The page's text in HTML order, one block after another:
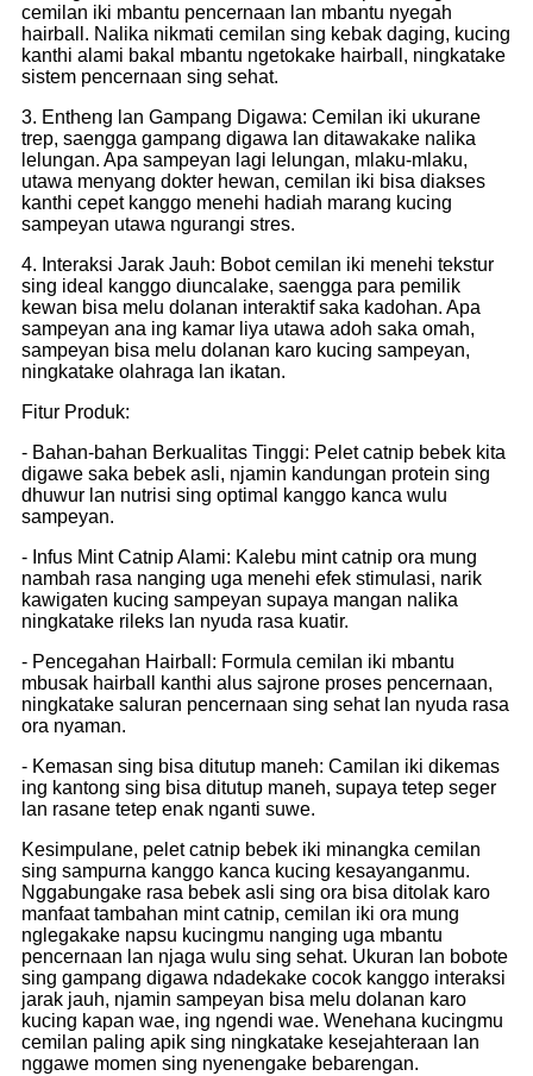
cemilan iki mbantu pencernaan lan mbantu nyegah
hairball. Nalika nikmati cemilan sing kebak daging, kucing
kanthi alami bakal mbantu ngetokake hairball, ningkatake
sistem pencernaan sing sehat.
3. Entheng lan Gampang Digawa: Cemilan iki ukurane
trep, saengga gampang digawa lan ditawakake nalika
lelungan. Apa sampeyan lagi lelungan, mlaku-mlaku,
utawa menyang dokter hewan, cemilan iki bisa diakses
kanthi cepet kanggo menehi hadiah marang kucing
sampeyan utawa ngurangi stres.
4. Interaksi Jarak Jauh: Bobot cemilan iki menehi tekstur
sing ideal kanggo diuncalake, saengga para pemilik
kewan bisa melu dolanan interaktif saka kadohan. Apa
sampeyan ana ing kamar liya utawa adoh saka omah,
sampeyan bisa melu dolanan karo kucing sampeyan,
ningkatake olahraga lan ikatan.
Fitur Produk:
- Bahan-bahan Berkualitas Tinggi: Pelet catnip bebek kita
digawe saka bebek asli, njamin kandungan protein sing
dhuwur lan nutrisi sing optimal kanggo kanca wulu
sampeyan.
- Infus Mint Catnip Alami: Kalebu mint catnip ora mung
nambah rasa nanging uga menehi efek stimulasi, narik
kawigaten kucing sampeyan supaya mangan nalika
ningkatake rileks lan nyuda rasa kuatir.
- Pencegahan Hairball: Formula cemilan iki mbantu
mbusak hairball kanthi alus sajrone proses pencernaan,
ningkatake saluran pencernaan sing sehat lan nyuda rasa
ora nyaman.
- Kemasan sing bisa ditutup maneh: Camilan iki dikemas
ing kantong sing bisa ditutup maneh, supaya tetep seger
lan rasane tetep enak nganti suwe.
Kesimpulane, pelet catnip bebek iki minangka cemilan
sing sampurna kanggo kanca kucing kesayanganmu.
Nggabungake rasa bebek asli sing ora bisa ditolak karo
manfaat tambahan mint catnip, cemilan iki ora mung
nglegakake napsu kucingmu nanging uga mbantu
pencernaan lan njaga wulu sing sehat. Ukuran lan bobote
sing gampang digawa ndadekake cocok kanggo interaksi
jarak jauh, njamin sampeyan bisa melu dolanan karo
kucing kapan wae, ing ngendi wae. Wenehana kucingmu
cemilan paling apik sing ningkatake kesejahteraan lan
nggawe momen sing nyenengake bebarengan.